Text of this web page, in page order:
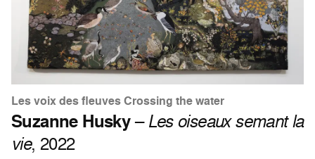
Les voix des fleuves Crossing the water
Suzanne Husky–Les oiseaux semant la
vie, 2022